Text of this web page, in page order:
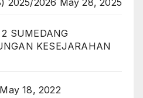
SUMEDANG
KESEJARAHAN
May 18, 2022